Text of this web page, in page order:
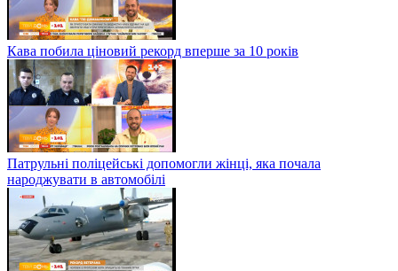
Кава побила ціновий рекорд вперше за 10 років
Патрульні поліцейські допомогли жінці, яка почала
народжувати в автомобілі